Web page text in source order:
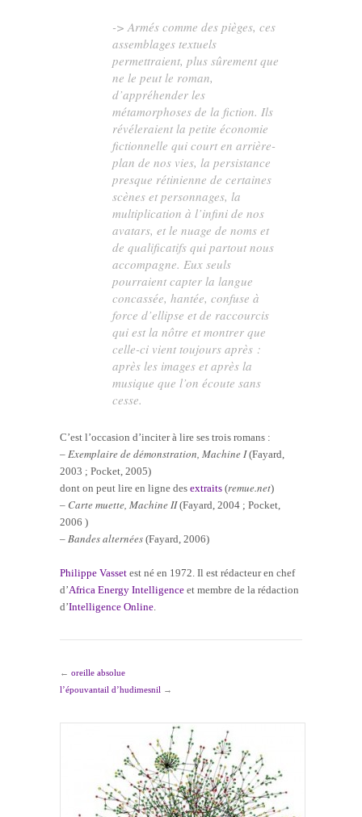
-> Armés comme des pièges, ces
assemblages textuels
permettraient, plus sûrement que
ne le peut le roman,
d’appréhender les
métamorphoses de la fiction. Ils
révéleraient la petite économie
fictionnelle qui court en arrière-
plan de nos vies, la persistance
presque rétinienne de certaines
scènes et personnages, la
multiplication à l’infini de nos
avatars, et le nuage de noms et
de qualificatifs qui partout nous
accompagne. Eux seuls
pourraient capter la langue
concassée, hantée, confuse à
force d’ellipse et de raccourcis
qui est la nôtre et montrer que
celle-ci vient toujours après :
après les images et après la
musique que l’on écoute sans
cesse.
C’est l’occasion d’inciter à lire ses trois romans :
– Exemplaire de démonstration, Machine I(Fayard,
2003 ; Pocket, 2005)
dont on peut lire en ligne des extraits (remue.net)
– Carte muette, Machine II(Fayard, 2004 ; Pocket,
2006 )
– Bandes alternées (Fayard, 2006)
Philippe Vasset est né en 1972. Il est rédacteur en chef
d’Africa Energy Intelligence et membre de la rédaction
d’Intelligence Online
← oreille absolue
l’épouvantail d’hudimesnil →